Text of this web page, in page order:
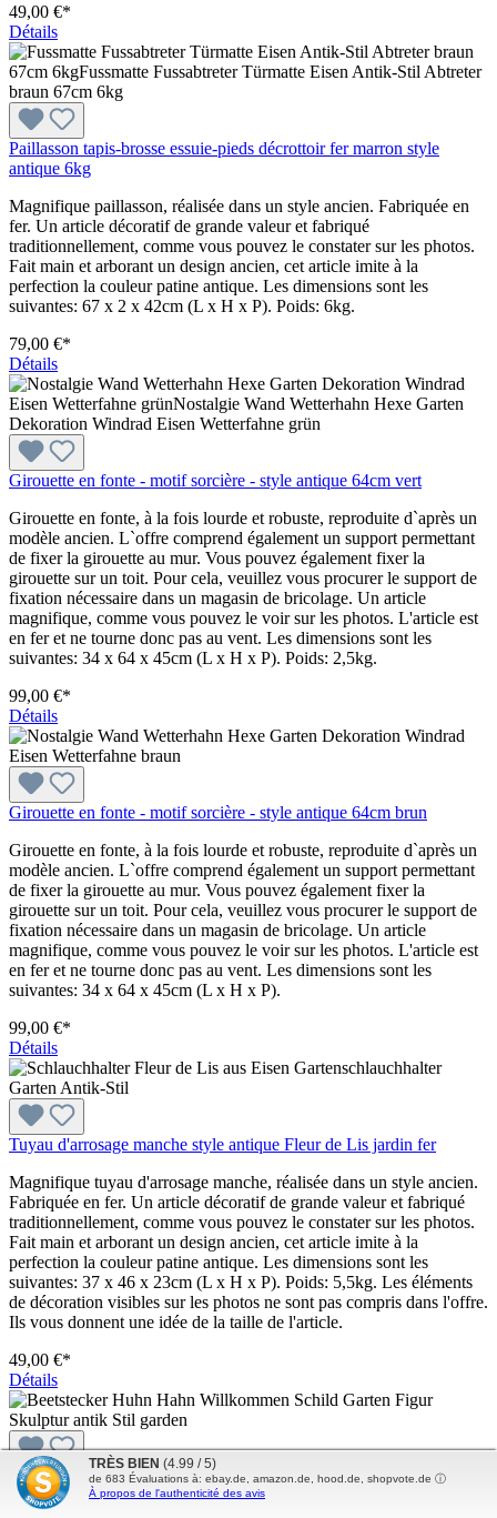
49,00 €*
Détails
Paillasson tapis-brosse essuie-pieds décrottoir fer marron style
antique 6kg
Magnifique paillasson, réalisée dans un style ancien. Fabriquée en
fer. Un article décoratif de grande valeur et fabriqué
traditionnellement, comme vous pouvez le constater sur les photos.
Fait main et arborant un design ancien, cet article imite à la
perfection la couleur patine antique. Les dimensions sont les
suivantes: 67 x 2 x 42cm (L x H x P). Poids: 6kg.
79,00 €*
Détails
Girouette en fonte - motif sorcière - style antique 64cm vert
Girouette en fonte, à la fois lourde et robuste, reproduite d`après un
modèle ancien. L`offre comprend également un support permettant
de fixer la girouette au mur. Vous pouvez également fixer la
girouette sur un toit. Pour cela, veuillez vous procurer le support de
fixation nécessaire dans un magasin de bricolage. Un article
magnifique, comme vous pouvez le voir sur les photos. L'article est
en fer et ne tourne donc pas au vent. Les dimensions sont les
suivantes: 34 x 64 x 45cm (L x H x P). Poids: 2,5kg.
99,00 €*
Détails
Girouette en fonte - motif sorcière - style antique 64cm brun
Girouette en fonte, à la fois lourde et robuste, reproduite d`après un
modèle ancien. L`offre comprend également un support permettant
de fixer la girouette au mur. Vous pouvez également fixer la
girouette sur un toit. Pour cela, veuillez vous procurer le support de
fixation nécessaire dans un magasin de bricolage. Un article
magnifique, comme vous pouvez le voir sur les photos. L'article est
en fer et ne tourne donc pas au vent. Les dimensions sont les
suivantes: 34 x 64 x 45cm (L x H x P).
99,00 €*
Détails
Tuyau d'arrosage manche style antique Fleur de Lis jardin fer
Magnifique tuyau d'arrosage manche, réalisée dans un style ancien.
Fabriquée en fer. Un article décoratif de grande valeur et fabriqué
traditionnellement, comme vous pouvez le constater sur les photos.
Fait main et arborant un design ancien, cet article imite à la
perfection la couleur patine antique. Les dimensions sont les
suivantes: 37 x 46 x 23cm (L x H x P). Poids: 5,5kg. Les éléments
de décoration visibles sur les photos ne sont pas compris dans l'offre.
Ils vous donnent une idée de la taille de l'article.
49,00 €*
Détails
Sculpture coq décoration de jardin bouchon inférieur Panneau de
bienvenue
TRÈS BIEN (4.99 / 5)
de 683 Évaluations à: ebay.de, amazon.de, hood.de, shopvote.de ⓘ
À propos de l'authenticité des avis